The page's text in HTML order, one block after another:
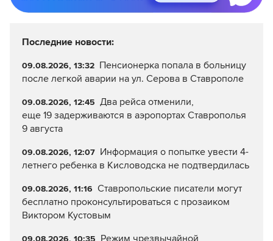
Последние новости:
09.08.2026, 13:32 Пенсионерка попала в больницу
после легкой аварии на ул. Серова в Ставрополе
09.08.2026, 12:45 Два рейса отменили,
еще 19 задерживаются в аэропортах Ставрополья
9 августа
09.08.2026, 12:07 Информация о попытке увести 4-
летнего ребенка в Кисловодска не подтвердилась
09.08.2026, 11:16 Ставропольские писатели могут
бесплатно проконсультироваться с прозаиком
Виктором Кустовым